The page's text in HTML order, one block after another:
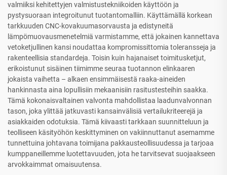
valmiiksi kehitettyjen valmistustekniikoiden käyttöön ja
pystysuoraan integroitunut tuotantomalliin. Käyttämällä korkean
tarkkuuden CNC-kovakuumasorvausta ja edistyneitä
lämpömuovausmenetelmiä varmistamme, että jokainen kannettava
vetoketjullinen kansi noudattaa kompromissittomia toleransseja ja
rakenteellisia standardeja. Toisin kuin hajanaiset toimitusketjut,
erikoistunut sisäinen tiimimme seuraa tuotannon elinkaaren
jokaista vaihetta – alkaen ensimmäisestä raaka-aineiden
hankinnasta aina lopullisiin mekaanisiin rasitustesteihin saakka.
Tämä kokonaisvaltainen valvonta mahdollistaa laadunvalvonnan
tason, joka ylittää jatkuvasti kansainvälisiä vertailukriteerejä ja
asiakkaiden odotuksia. Tämä kiivaasti tarkkaan suunnitteluun ja
teolliseen käsityöhön keskittyminen on vakiinnuttanut asemamme
tunnettuina johtavana toimijana pakkausteollisuudessa ja tarjoaa
kumppaneillemme luotettavuuden, jota he tarvitsevat suojaakseen
arvokkaimmat omaisuutensa.